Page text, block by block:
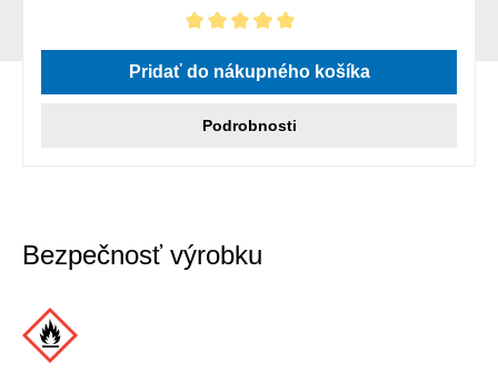
Priemerné hodnotenie 5 z 5 hviezdičiek
Pridať do nákupného košíka
Podrobnosti
Bezpečnosť výrobku